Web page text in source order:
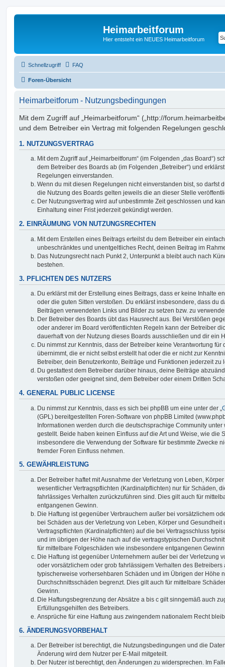
Heimarbeitforum
Hier entsteht ein NEUES Heimarbeitforum
Schnellzugriff FAQ
Foren-Übersicht
Heimarbeitforum - Nutzungsbedingungen
Mit dem Zugriff auf „Heimarbeitforum“ („http://
und dem Betreiber ein Vertrag mit folgenden Regelungen
1. NUTZUNGSVERTRAG
Mit dem Zugriff auf „Heimarbeitforum“ (im Folgenden „das Board“)
dem Betreiber des Boards ab (im Folgenden „Betreiber“) und
Regelungen einverstanden.
Wenn du mit diesen Regelungen nicht einverstanden bist, so darfst
die Nutzung des Boards gelten jeweils die an dieser Stelle
Der Nutzungsvertrag wird auf unbestimmte Zeit geschlossen und
Einhaltung einer Frist jederzeit gekündigt werden.
2. EINRÄUMUNG VON NUTZUNGSRECHTEN
Mit dem Erstellen eines Beitrags erteilst du dem Betreiber ein
unbeschränktes und unentgeltliches Recht, deinen Beitrag im
Das Nutzungsrecht nach Punkt 2, Unterpunkt a bleibt auch nach
bestehen.
3. PFLICHTEN DES NUTZERS
Du erklärst mit der Erstellung eines Beitrags, dass er keine Inhalte
oder die guten Sitten verstoßen. Du erklärst insbesondere, dass du
Beiträgen verwendeten Links und Bilder zu setzen bzw. zu
Der Betreiber des Boards übt das Hausrecht aus. Bei Verstößen
oder anderer im Board veröffentlichten Regeln kann der Betreiber
dauerhaft von der Nutzung dieses Boards ausschließen und dir ein
Du nimmst zur Kenntnis, dass der Betreiber keine Verantwortung für
übernimmt, die er nicht selbst erstellt hat oder die er nicht zur
Betreiber, dein Benutzerkonto, Beiträge und Funktionen jederzeit zu
Du gestattest dem Betreiber darüber hinaus, deine Beiträge
verstoßen oder geeignet sind, dem Betreiber oder einem Dritten
4. GENERAL PUBLIC LICENSE
Du nimmst zur Kenntnis, dass es sich bei phpBB um eine unter der „
(GPL) bereitgestellten Foren-Software von phpBB Limited
Informationen werden durch die deutschsprachige Community unter
gestellt. Beide haben keinen Einfluss auf die Art und Weise, wie die
insbesondere die Verwendung der Software für bestimmte Zwecke
fremder Foren Einfluss nehmen.
5. GEWÄHRLEISTUNG
Der Betreiber haftet mit Ausnahme der Verletzung von Leben,
wesentlicher Vertragspflichten (Kardinalpflichten) nur für Schäden,
fahrlässiges Verhalten zurückzuführen sind. Dies gilt auch für
entgangenen Gewinn.
Die Haftung ist gegenüber Verbrauchern außer bei vorsätzlichem
bei Schäden aus der Verletzung von Leben, Körper und
Vertragspflichten (Kardinalpflichten) auf die bei Vertragsschluss
und im übrigen der Höhe nach auf die vertragstypischen
für mittelbare Folgeschäden wie insbesondere entgangenen
Die Haftung ist gegenüber Unternehmern außer bei der Verletzung
oder vorsätzlichem oder grob fahrlässigem Verhalten des Betreibers
typischerweise vorhersehbaren Schäden und im Übrigen der Höhe
Durchschnittsschäden begrenzt. Dies gilt auch für mittelbare
Gewinn.
Die Haftungsbegrenzung der Absätze a bis c gilt sinngemäß auch
Erfüllungsgehilfen des Betreibers.
Ansprüche für eine Haftung aus zwingendem nationalem Recht
6. ÄNDERUNGSVORBEHALT
Der Betreiber ist berechtigt, die Nutzungsbedingungen und die
Änderung wird dem Nutzer per E-Mail mitgeteilt.
Der Nutzer ist berechtigt, den Änderungen zu widersprechen. Im